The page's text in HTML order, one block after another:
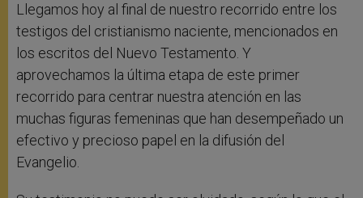
Llegamos hoy al final de nuestro recorrido entre los
testigos del cristianismo naciente, mencionados en
los escritos del Nuevo Testamento. Y
aprovechamos la última etapa de este primer
recorrido para centrar nuestra atención en las
muchas figuras femeninas que han desempeñado un
efectivo y precioso papel en la difusión del
Evangelio.